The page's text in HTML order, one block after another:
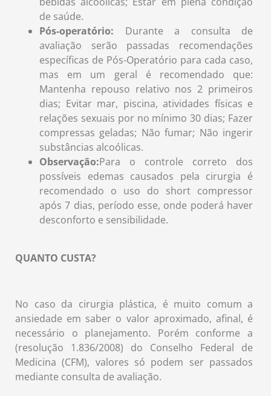
de saúde.
Pós-operatório: Durante a consulta de
avaliação serão passadas recomendações
específicas de Pós-Operatório para cada caso,
mas em um geral é recomendado que:
Mantenha repouso relativo nos 2 primeiros
dias; Evitar mar, piscina, atividades físicas e
relações sexuais por no mínimo 30 dias; Fazer
compressas geladas; Não fumar; Não ingerir
substâncias alcoólicas.
Observação:Para o controle correto dos
possíveis edemas causados pela cirurgia é
recomendado o uso do short compressor
após 7 dias, período esse, onde poderá haver
desconforto e sensibilidade.
QUANTO CUSTA?
No caso da cirurgia plástica, é muito comum a
ansiedade em saber o valor aproximado, afinal, é
necessário o planejamento. Porém conforme a
(resolução 1.836/2008) do Conselho Federal de
Medicina (CFM), valores só podem ser passados
mediante consulta de avaliação.